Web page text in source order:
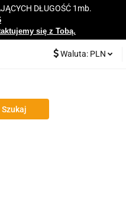
DŁUGOŚĆ 1mb.
się z Tobą.
Waluta: PLN